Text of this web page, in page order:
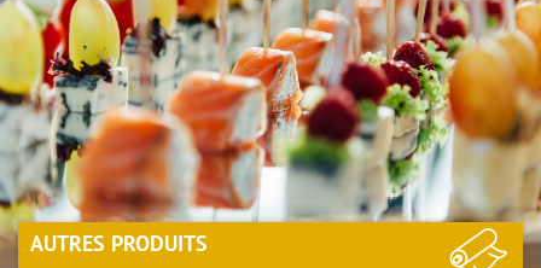
AUTRES PRODUITS